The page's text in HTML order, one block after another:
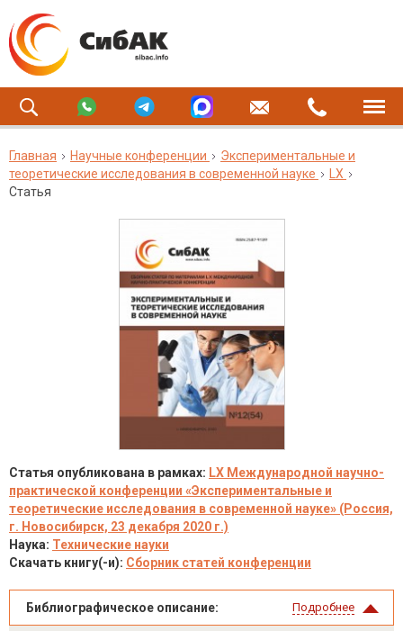
Главная Научные конференции
Экспериментальные и
теоретические исследования в современной науке
LX
Статья
Статья опубликована в рамках: LX Международной научно-
практической конференции «Экспериментальные и
теоретические исследования в современной науке» (Россия,
г. Новосибирск, 23 декабря 2020 г.)
Наука: Технические науки
Скачать книгу(-и): Сборник статей конференции
Библиографическое описание: Подробнее